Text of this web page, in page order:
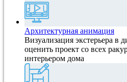
Архитектурная анимация
Визуализация экстерьера в
оценить проект со всех
интерьером дома